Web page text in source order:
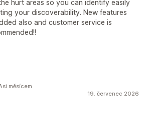
hurt areas so you can identify easily
your discoverability. New features
also and customer service is
19. červenec 2026
měsícem